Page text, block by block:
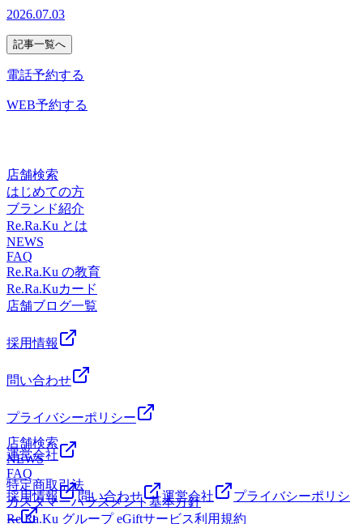
崎2-8-46グランハウス宮崎台1F営業時間:平日 10:00-22:00(最
終受付21:30)土日祝 10:00-20:00(最終受付19:30)最寄り駅:東急
田園都市線 宮崎台駅 徒歩30秒溝の口・宮前平からもアクセ
スしやすい場所にあります
内がしやすい１日です！今週は雨も多かったのでどんよりと
した疲れを是非癒しにいらっしゃいませんか。～7月3日(金)
のご案内情報～10:30~13:3015:00~21:00予約状況は変更にな
る場合がありますので、お気軽にお問い合わせ下さい。ーー
ーーーーー【Re.Ra.Ku宮崎台店】神奈川県川崎市宮前区宮崎
スしやすい場所にあります
2026.07.03
記事一覧へ
電話予約する
WEB予約する
店舗検索
はじめての方
ブランド紹介
Re.Ra.Ku とは
NEWS
FAQ
Re.Ra.Ku の教育
Re.Ra.Kuカード
店舗ブログ一覧
採用情報
問い合わせ
プライバシーポリシー
運営会社
特定商取引法
カスタマーハラスメント基本方針
Re.Ra.Ku グループ eGiftサービス利用規約
店舗検索
NEWS
FAQ
採用情報
問い合わせ 運営会社
プライバシーポリシ
ー